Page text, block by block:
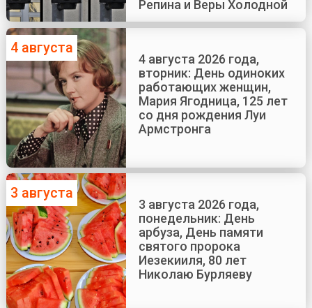
Репина и Веры Холодной
4 августа
4 августа 2026 года,
вторник: День одиноких
работающих женщин,
Мария Ягодница, 125 лет
со дня рождения Луи
Армстронга
3 августа
3 августа 2026 года,
понедельник: День
арбуза, День памяти
святого пророка
Иезекииля, 80 лет
Николаю Бурляеву